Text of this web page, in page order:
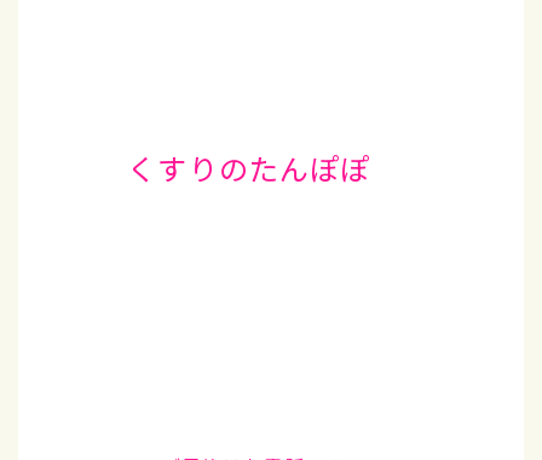
くすりのたんぽぽ